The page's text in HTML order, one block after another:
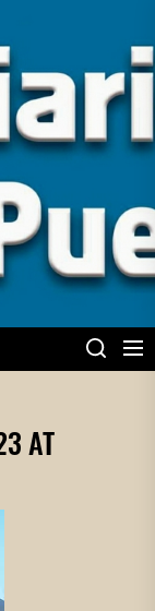
AT